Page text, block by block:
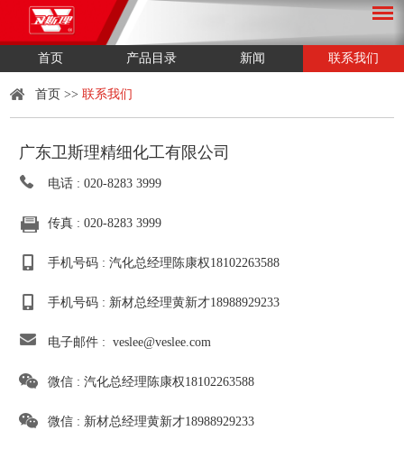
首页 产品目录 新闻 联系我们
首页 >>联系我们
广东卫斯理精细化工有限公司
电话 : 020-8283 3999
传真 : 020-8283 3999
手机号码 : 汽化总经理陈康权18102263588
手机号码 : 新材总经理黄新才18988929233
电子邮件 : veslee@veslee.com
微信 : 汽化总经理陈康权18102263588
微信 : 新材总经理黄新才18988929233